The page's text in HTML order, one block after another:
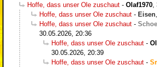
Hoffe, dass unser Ole zuschaut - Olaf1970,
Hoffe, dass unser Ole zuschaut - Eisen,
Hoffe, dass unser Ole zuschaut -
30.05.2026, 20:36
Hoffe, dass unser Ole zuschaut -
30.05.2026, 20:39
Hoffe, dass unser Ole zuschaut -